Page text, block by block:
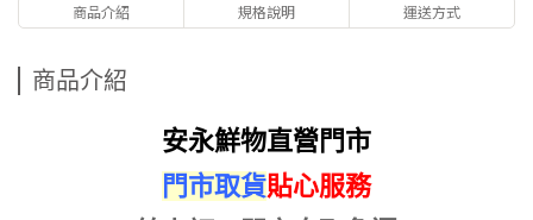
商品介紹 規格說明 運送方式
商品介紹
安永鮮物直營門市
門市取貨貼心服務